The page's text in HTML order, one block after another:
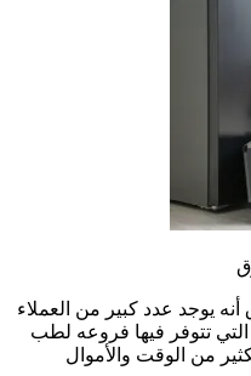
يوجد عدد كبير من العملاء
تتوفر فيها فروعه لطب
من الوقت والأموال